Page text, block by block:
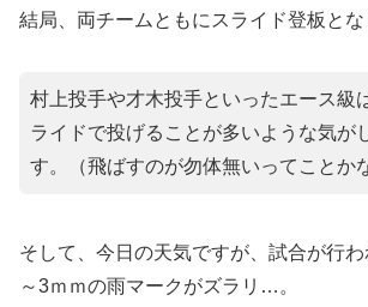
結局、両チームともにスライド登板とな
村上投手や才木投手といったエース級
ライドで投げることが多いような気が
す。（飛ばすのが勿体無いってことか
そして、今日の天気ですが、試合が行
～3ｍｍの雨マークがズラリ…。